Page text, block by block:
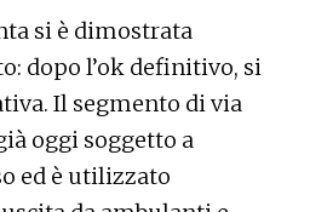
si è dimostrata
dopo l’ok definitivo, si
Il segmento di via
oggi soggetto a
ed è utilizzato